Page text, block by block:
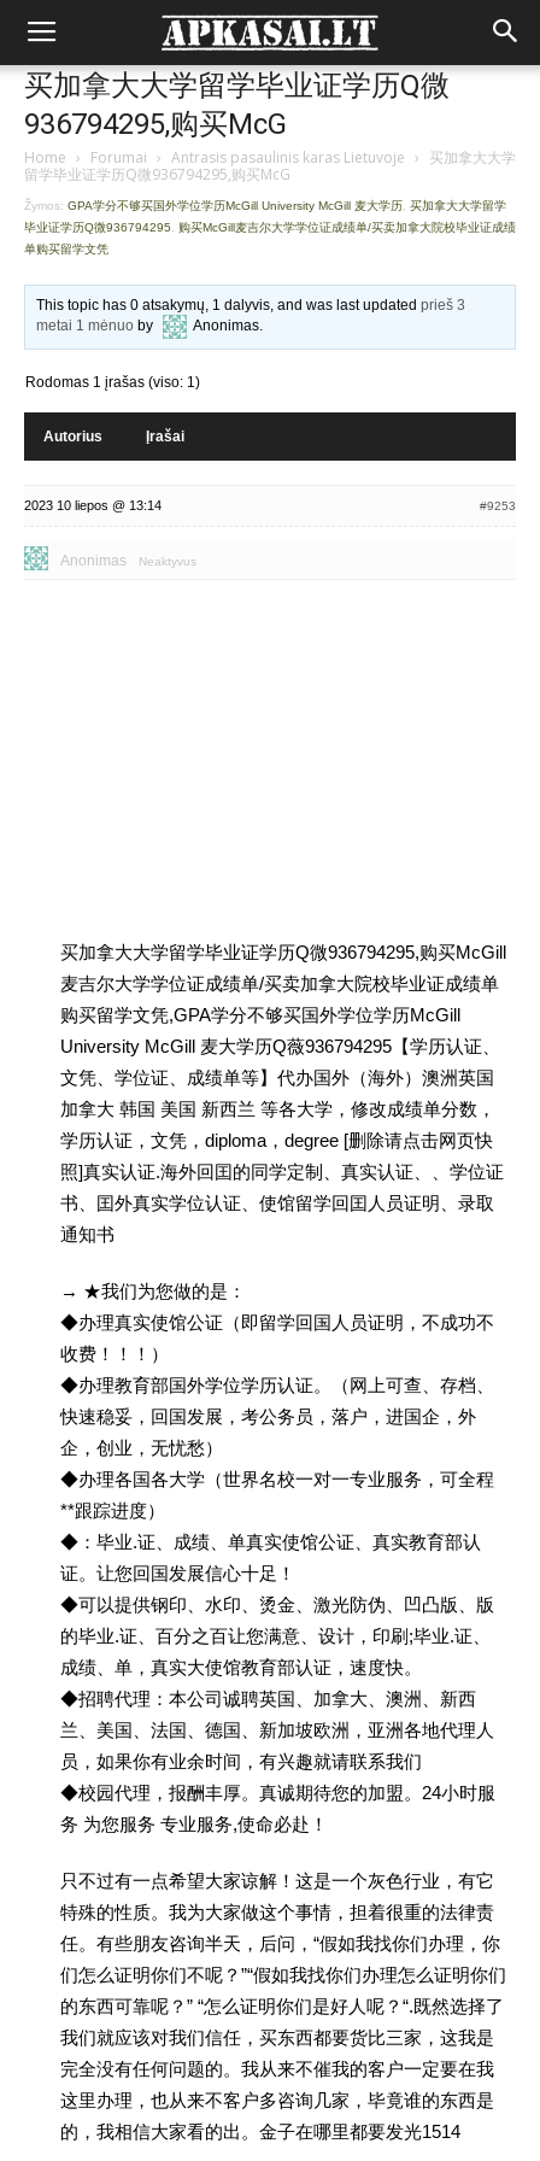
买加拿大大学留学毕业证学历Q微
936794295,购买McG
Home › Forumai › Antrasis pasaulinis karas Lietuvoje › 买加拿大大学
留学毕业证学历Q微936794295,购买McG
Žymos: GPA学分不够买国外学位学历McGill University McGill 麦大学历 买加拿大大学留学
毕业证学历Q微936794295
购买McGill麦吉尔大学学位证成绩单/买卖加拿大院校毕业证成绩
单购买留学文凭
This topic has 0 atsakymų, 1 dalyvis, and was last updatedprieš 3
metai 1 mėnuo by Anonimas.
Rodomas 1 įrašas (viso: 1)
Autorius Įrašai
2023 10 liepos @ 13:14 #9253
Anonimas Neaktyvus
买加拿大大学留学毕业证学历Q微936794295,购买McGill
麦吉尔大学学位证成绩单/买卖加拿大院校毕业证成绩单
购买留学文凭,GPA学分不够买国外学位学历McGill
University McGill 麦大学历Q薇936794295【学历认证、
文凭、学位证、成绩单等】代办国外（海外）澳洲英国
加拿大 韩国 美国 新西兰 等各大学，修改成绩单分数，
学历认证，文凭，diploma，degree [删除请点击网页快
照]真实认证.海外回囯的同学定制、真实认证、、学位证
书、囯外真实学位认证、使馆留学回囯人员证明、录取
通知书
→ ★我们为您做的是：
◆办理真实使馆公证（即留学回国人员证明，不成功不
收费！！！）
◆办理教育部国外学位学历认证。（网上可查、存档、
快速稳妥，回国发展，考公务员，落户，进国企，外
企，创业，无忧愁）
◆办理各国各大学（世界名校一对一专业服务，可全程
**跟踪进度）
◆：毕业.证、成绩、单真实使馆公证、真实教育部认
证。让您回国发展信心十足！
◆可以提供钢印、水印、烫金、激光防伪、凹凸版、版
的毕业.证、百分之百让您满意、设计，印刷;毕业.证、
成绩、单，真实大使馆教育部认证，速度快。
◆招聘代理：本公司诚聘英国、加拿大、澳洲、新西
兰、美国、法国、德国、新加坡欧洲，亚洲各地代理人
员，如果你有业余时间，有兴趣就请联系我们
◆校园代理，报酬丰厚。真诚期待您的加盟。24小时服
务 为您服务 专业服务,使命必赴！
只不过有一点希望大家谅解！这是一个灰色行业，有它
特殊的性质。我为大家做这个事情，担着很重的法律责
任。有些朋友咨询半天，后问，“假如我找你们办理，你
们怎么证明你们不呢？”“假如我找你们办理怎么证明你们
的东西可靠呢？” “怎么证明你们是好人呢？“.既然选择了
我们就应该对我们信任，买东西都要货比三家，这我是
完全没有任何问题的。我从来不催我的客户一定要在我
这里办理，也从来不客户多咨询几家，毕竟谁的东西是
的，我相信大家看的出。金子在哪里都要发光1514